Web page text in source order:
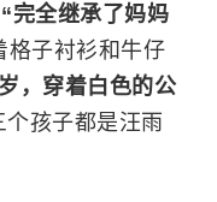
完全继承了妈妈
格子衬衫和牛仔
，穿着白色的公
个孩子都是汪雨